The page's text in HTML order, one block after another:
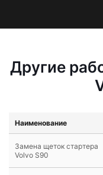
Другие
Наименование
Замена щеток стартера
Volvo S90